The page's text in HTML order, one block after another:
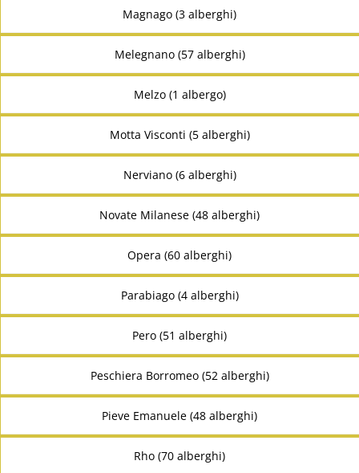
Magnago (3 alberghi)
Melegnano (57 alberghi)
Melzo (1 albergo)
Motta Visconti (5 alberghi)
Nerviano (6 alberghi)
Novate Milanese (48 alberghi)
Opera (60 alberghi)
Parabiago (4 alberghi)
Pero (51 alberghi)
Peschiera Borromeo (52 alberghi)
Pieve Emanuele (48 alberghi)
Rho (70 alberghi)